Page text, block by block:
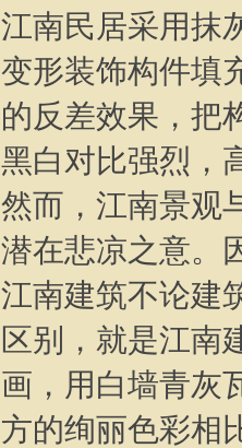
江南民居采用抹
变形装饰构件填
的反差效果，把
黑白对比强烈，
然而，江南景观
潜在悲凉之意。
江南建筑不论建
区别，就是江南
画，用白墙青灰
方的绚丽色彩相